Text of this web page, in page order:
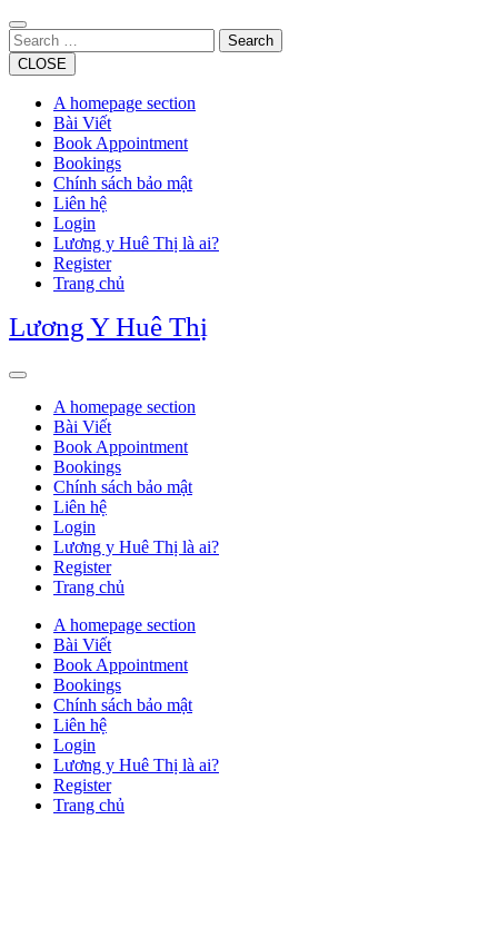
Skip
to
content
Search
CLOSE
A homepage section
Bài Viết
Book Appointment
Bookings
Chính sách bảo mật
Liên hệ
Login
Lương y Huê Thị là ai?
Register
Trang chủ
Lương Y Huê Thị
Open
ButtonA homepage section
Bài Viết
Book Appointment
Bookings
Chính sách bảo mật
Liên hệ
Login
Lương y Huê Thị là ai?
Register
Trang chủ
Close
Button
A homepage section
Bài Viết
Book Appointment
Bookings
Chính sách bảo mật
Liên hệ
Login
Lương y Huê Thị là ai?
Register
Trang chủ